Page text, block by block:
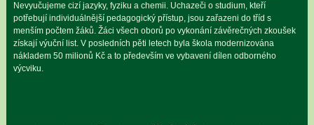
Nevyučujeme cizí jazyky, fyziku a chemii. Uchazeči o studium, kteří
potřebují individuálnější pedagogický přístup, jsou zařazeni do tříd s
menším počtem žáků. Žáci všech oborů po vykonání závěrečných zkoušek
získají výuční list. V posledních pěti letech byla škola modernizována
nákladem 50 milionů Kč a to především ve vybavení dílen odborného
výcviku.